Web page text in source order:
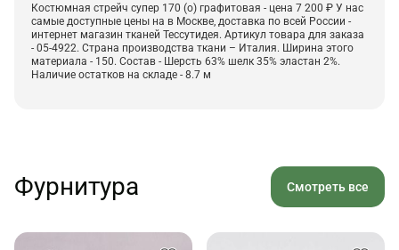
Костюмная стрейч супер 170 (о) графитовая - цена 7 200 ₽ У нас
самые доступные цены на в Москве, доставка по всей России -
интернет магазин тканей Тессутидея. Артикул товара для заказа
- 05-4922. Страна производства ткани – Италия. Ширина этого
материала - 150. Состав - Шерсть 63% шелк 35% эластан 2%.
Наличие остатков на складе - 8.7 м
Фурнитура Смотреть все